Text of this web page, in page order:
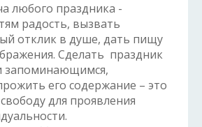
любого праздника -
радость, вызвать
отклик в душе, дать пищу
Сделать праздник
запоминающимся,
его содержание – это
для проявления